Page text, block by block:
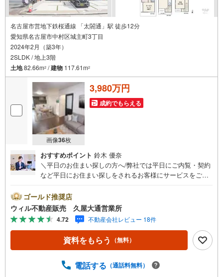
名古屋市営地下鉄桜通線 「太閤通」駅 徒歩12分
愛知県名古屋市中村区城主町3丁目
2024年2月（築3年）
2SLDK / 地上3階
土地82.66m2 /建物 117.61m2
画像36枚
3,980万円
成約でもらえる
おすすめポイント 鈴木 優奈
＼平日のお住まい探しの方へ/弊社では平日にご内覧・契約
など平日にお住まい探しをされるお客様にサービスをご用
時まで”毎日”営業しています。事前にご予約頂きましたら営
業時間外でのご内覧もご対応いたします。＼本物件の他に
も気になる物件がある方へ/不動産業者間で不動産情報が共
有されているので、名古屋市全域や、その他隣接エリアで
もご内覧が可能です！ 【ウィル不動産販売 久屋大通営業
所】◎地下鉄東山線「栄」駅7A出口から徒歩1分、名城線
ズスペースあり◎営業時間 10:00～19:00（定休日無し） 上
ゴールド推奨店
ウィル不動産販売 久屋大通営業所
4.72 不動産会社レビュー 18件
資料をもらう （無料）
電話する （通話料無料）